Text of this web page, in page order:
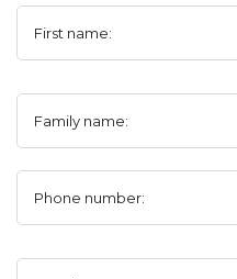
First name:
Family name:
Phone number: